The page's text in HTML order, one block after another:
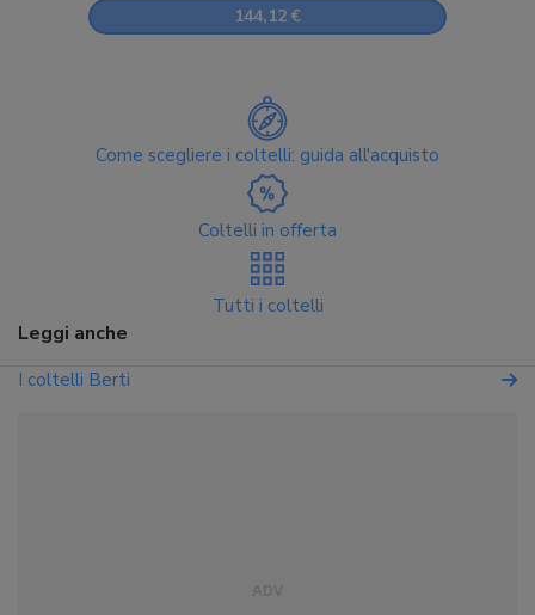
144,12 €
Come scegliere i coltelli: guida all'acquisto
Coltelli in offerta
Tutti i coltelli
Leggi anche
I coltelli Berti